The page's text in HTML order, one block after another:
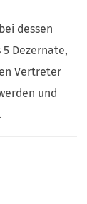
dessen
Dezernate,
Vertreter
und